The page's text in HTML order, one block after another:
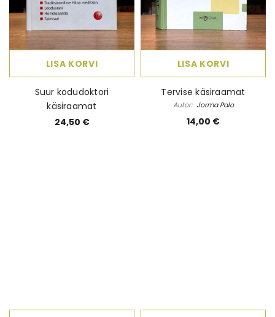
LISA KORVI
Suur kodudoktori
käsiraamat
24,50 €
LISA KORVI
Tervise käsiraamat
Autor: Jorma Palo
14,00 €